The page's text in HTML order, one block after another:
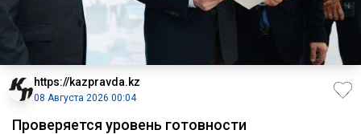
https://kazpravda.kz
08 Августа 2026 00:04
Проверяется уровень готовности